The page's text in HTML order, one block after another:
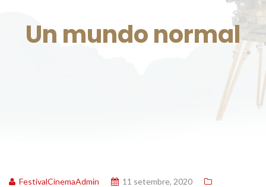
Un mundo normal
FestivalCinemaAdmin 11 setembre, 2020